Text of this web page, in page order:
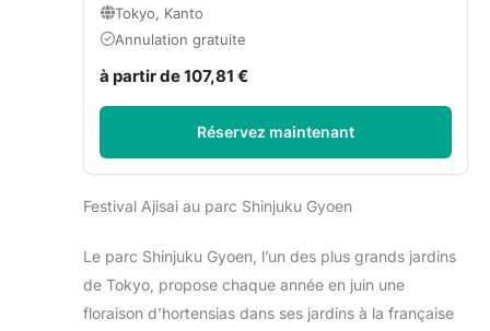
Tokyo, Kanto
Annulation gratuite
à partir de 107,81 €
Réservez maintenant
Festival Ajisai au parc Shinjuku Gyoen
Le parc Shinjuku Gyoen, l’un des plus grands jardins
de Tokyo, propose chaque année en juin une
floraison d’hortensias dans ses jardins à la française